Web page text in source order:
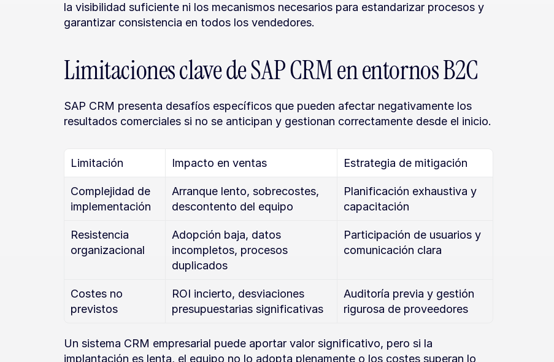
la visibilidad suficiente ni los mecanismos necesarios para estandarizar procesos y
garantizar consistencia en todos los vendedores.
Limitaciones clave de SAP CRM en entornos B2C
SAP CRM presenta desafíos específicos que pueden afectar negativamente los
resultados comerciales si no se anticipan y gestionan correctamente desde el inicio.
Limitación Impacto en ventas Estrategia de mitigación
Complejidad de
implementación
Arranque lento, sobrecostes,
descontento del equipo
Planificación exhaustiva y
capacitación
Resistencia
organizacional
Adopción baja, datos
incompletos, procesos
duplicados
Participación de usuarios y
comunicación clara
Costes no
previstos
ROI incierto, desviaciones
presupuestarias significativas
Auditoría previa y gestión
rigurosa de proveedores
Un sistema CRM empresarial puede aportar valor significativo, pero si la
implantación es lenta, el equipo no lo adopta plenamente o los costes superan lo